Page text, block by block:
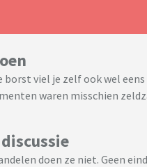
borst viel je zelf ook wel
waren misschien
doen ze niet. Geen